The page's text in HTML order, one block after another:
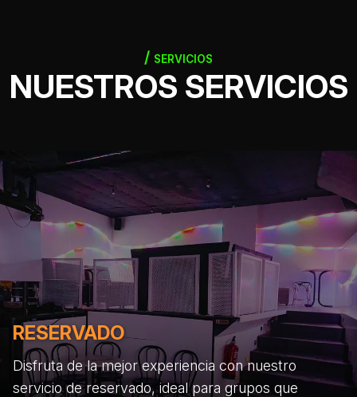
SERVICIOS
NUESTROS SERVICIOS
RESERVADO
Disfruta de la mejor experiencia con nuestro
servicio de reservado, ideal para grupos que